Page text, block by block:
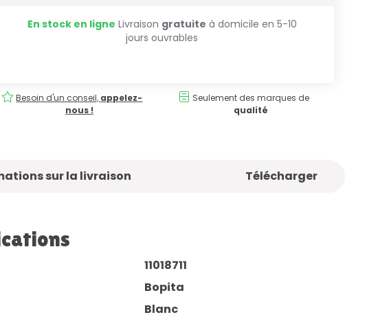
En stock en ligne Livraison gratuite à domicile en 5-10
jours ouvrables
Besoin d'un conseil, appelez-
nous !
Seulement des marques de
qualité
sur la livraison Télécharger
11018711
Bopita
Blanc